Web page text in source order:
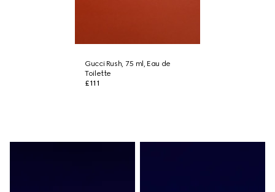
Gucci Rush, 75 ml, Eau de
Toilette
£111